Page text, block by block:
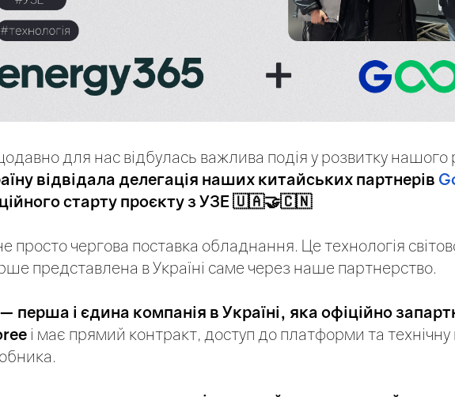
для нас відбулась важлива подія у розвитку нашого
відвідала делегація наших китайських партнерів
старту проєкту з УЗЕ 🇺🇦🤝🇨🇳
просто чергова поставка обладнання. Це технологія
представлена в Україні саме через наше партнерство.
перша і єдина компанія в Україні, яка офіційно
і має прямий контракт, доступ до платформи та технічну